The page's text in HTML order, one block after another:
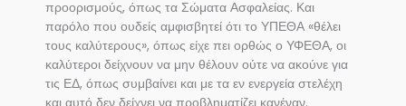
προορισμούς, όπως τα Σώματα Ασφαλείας. Και
παρόλο που ουδείς αμφισβητεί ότι το ΥΠΕΘΑ «θέλει
τους καλύτερους», όπως είχε πει ορθώς ο ΥΦΕΘΑ, οι
καλύτεροι δείχνουν να μην θέλουν ούτε να ακούνε για
τις ΕΔ, όπως συμβαίνει και με τα εν ενεργεία στελέχη